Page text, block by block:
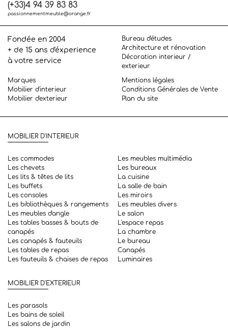
(+33)4 94 39 83 83
passionnementmeuble@orange.fr
Fondée en 2004
+ de 15 ans d'éxperience
à votre service
Bureau d'études
Architecture et rénovation
Décoration interieur /
exterieur
Marques
Mobilier d'interieur
Mobilier d'exterieur
Mentions légales
Conditions Générales de Vente
Plan du site
MOBILIER D'INTERIEUR
Les commodes
Les chevets
Les lits & têtes de lits
Les buffets
Les consoles
Les bibliothèques & rangements
Les meubles d'angle
Les tables basses & bouts de
canapés
Les canapés & fauteuils
Les tables de repas
Les fauteuils & chaises de repas
Les meubles multimédia
Les bureaux
La cuisine
La salle de bain
Les miroirs
Les meubles divers
Le salon
L'espace repas
La chambre
Le bureau
Canapés
Luminaires
MOBILIER D'EXTERIEUR
Les parasols
Les bains de soleil
Les salons de jardin